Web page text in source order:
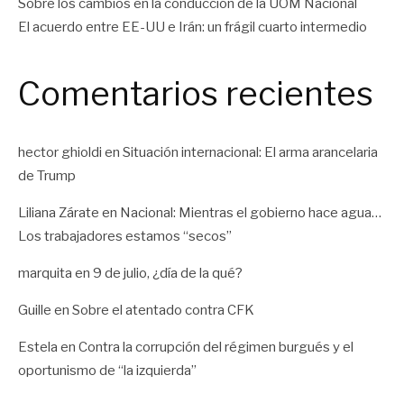
Sobre los cambios en la conducción de la UOM Nacional
El acuerdo entre EE-UU e Irán: un frágil cuarto intermedio
Comentarios recientes
hector ghioldi en Situación internacional: El arma arancelaria
de Trump
Liliana Zárate en Nacional: Mientras el gobierno hace agua…
Los trabajadores estamos “secos”
marquita en 9 de julio, ¿día de la qué?
Guille en Sobre el atentado contra CFK
Estela en Contra la corrupción del régimen burgués y el
oportunismo de “la izquierda”